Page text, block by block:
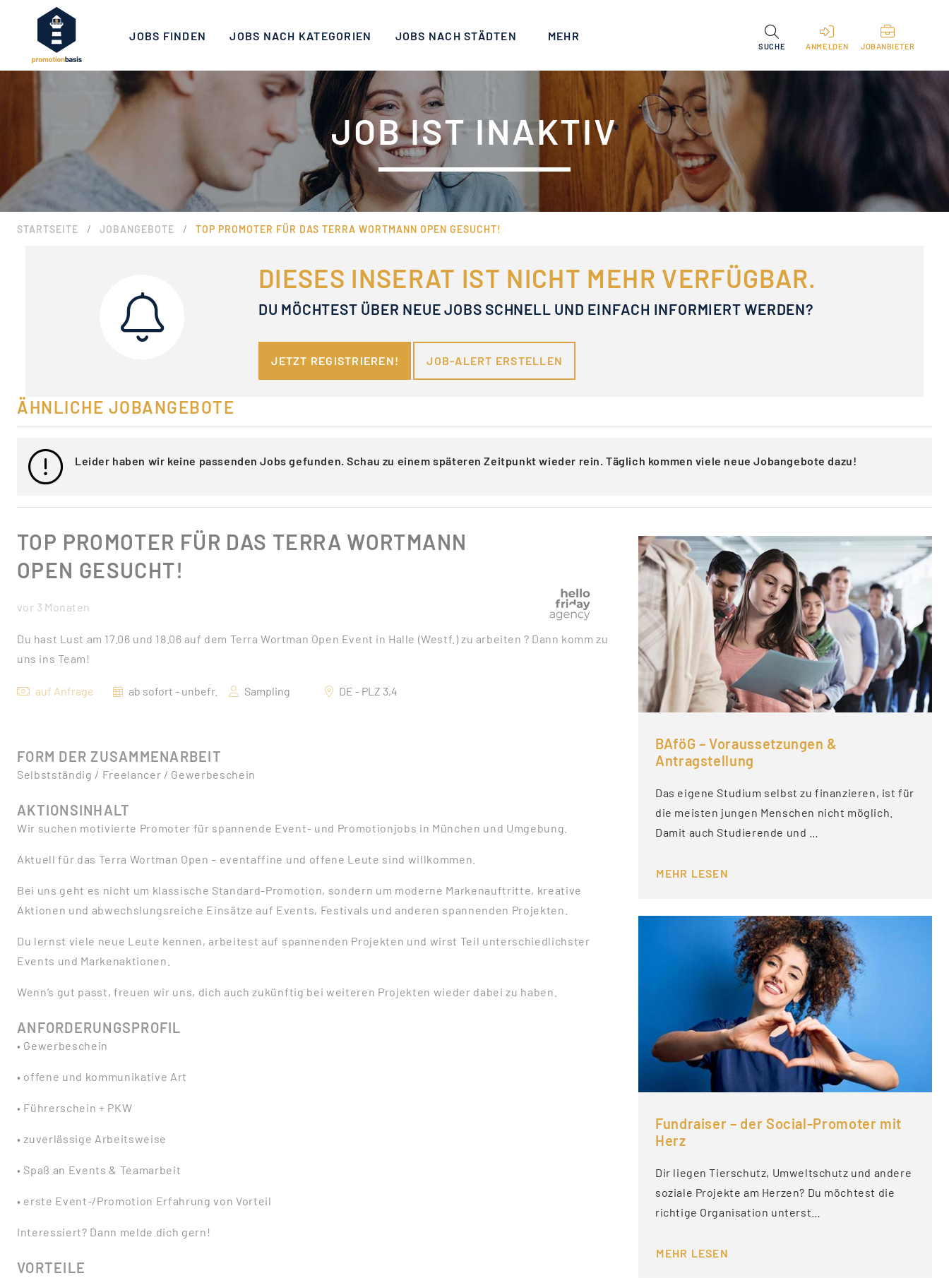
JOBS FINDEN JOBS NACH KATEGORIEN JOBS NACH STÄDTEN MEHR
SUCHE ANMELDEN JOBANBIETER
JOB IST INAKTIV
STARTSEITE / JOBANGEBOTE / TOP PROMOTER FÜR DAS TERRA WORTMANN OPEN GESUCHT!
DIESES INSERAT IST NICHT MEHR VERFÜGBAR.
DU MÖCHTEST ÜBER NEUE JOBS SCHNELL UND EINFACH INFORMIERT WERDEN?
JETZT REGISTRIEREN! JOB-ALERT ERSTELLEN
ÄHNLICHE JOBANGEBOTE
Leider haben wir keine passenden Jobs gefunden. Schau zu einem späteren Zeitpunkt wieder rein. Täglich kommen viele neue Jobangebote dazu!
TOP PROMOTER FÜR DAS TERRA WORTMANN
OPEN GESUCHT!
vor 3 Monaten
Du hast Lust am 17.06 und 18.06 auf dem Terra Wortman Open Event in Halle (Westf.) zu arbeiten ? Dann komm zu
uns ins Team!
auf Anfrage ab sofort - unbefr. Sampling DE - PLZ 3,4
FORM DER ZUSAMMENARBEIT
Selbstständig / Freelancer / Gewerbeschein
AKTIONSINHALT
Wir suchen motivierte Promoter für spannende Event- und Promotionjobs in München und Umgebung.
Aktuell für das Terra Wortman Open – eventaffine und offene Leute sind willkommen.
Bei uns geht es nicht um klassische Standard-Promotion, sondern um moderne Markenauftritte, kreative
Aktionen und abwechslungsreiche Einsätze auf Events, Festivals und anderen spannenden Projekten.
Du lernst viele neue Leute kennen, arbeitest auf spannenden Projekten und wirst Teil unterschiedlichster
Events und Markenaktionen.
Wenn’s gut passt, freuen wir uns, dich auch zukünftig bei weiteren Projekten wieder dabei zu haben.
ANFORDERUNGSPROFIL
• Gewerbeschein
• offene und kommunikative Art
• Führerschein + PKW
• zuverlässige Arbeitsweise
• Spaß an Events & Teamarbeit
• erste Event-/Promotion Erfahrung von Vorteil
Interessiert? Dann melde dich gern!
VORTEILE
BAföG – Voraussetzungen &
Antragstellung
Das eigene Studium selbst zu finanzieren, ist für
die meisten jungen Menschen nicht möglich.
Damit auch Studierende und …
MEHR LESEN
Fundraiser – der Social-Promoter mit
Herz
Dir liegen Tierschutz, Umweltschutz und andere
soziale Projekte am Herzen? Du möchtest die
richtige Organisation unterst…
MEHR LESEN